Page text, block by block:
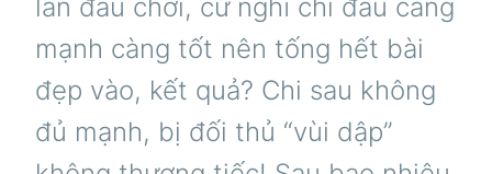
lần đầu chơi, cứ nghĩ chi đầu càng
mạnh càng tốt nên tống hết bài
đẹp vào, kết quả? Chi sau không
đủ mạnh, bị đối thủ “vùi dập”